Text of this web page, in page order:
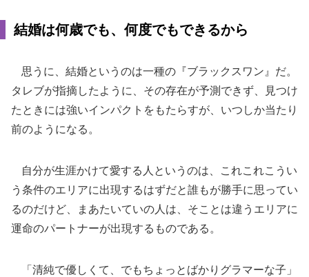
結婚は何歳でも、何度でもできるから
思うに、結婚というのは一種の『ブラックスワン』だ。
タレブが指摘したように、その存在が予測できず、見つけ
たときには強いインパクトをもたらすが、いつしか当たり
前のようになる。
自分が生涯かけて愛する人というのは、これこれこうい
う条件のエリアに出現するはずだと誰もが勝手に思ってい
るのだけど、まあたいていの人は、そことは違うエリアに
運命のパートナーが出現するものである。
「清純で優しくて、でもちょっとばかりグラマーな子」